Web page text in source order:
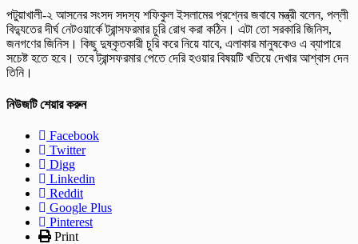
পটুয়াখালী-২ আসনের সংসদ সদস্য শফিকুল ইসলামের প্রশ্নের জবাবে মন্ত্রী বলেন, পল্লী
বিদ্যুতের দীর্ঘ নেটওয়ার্কে ট্রান্সফরমার চুরি রোধ করা কঠিন। এটা তো সরকারি জিনিস,
জনগণের জিনিস। কিছু দুষ্কৃতকারী চুরি করে নিয়ে যাবে, এলাকার মানুষকেও এ ব্যাপারে
সচেষ্ট হতে হবে। তবে ট্রান্সফরমার পেতে দেরি হওয়ার বিষয়টি খতিয়ে দেখার আশ্বাস দেন
তিনি।
নিউজটি শেয়ার করুন
Facebook
Twitter
Digg
Linkedin
Reddit
Google Plus
Pinterest
Print